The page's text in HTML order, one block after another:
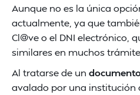
Aunque no es la única
actualmente, ya que
Cl@ve o el DNI electrónico,
similares en muchos
Al tratarse de un
avalado por una institución